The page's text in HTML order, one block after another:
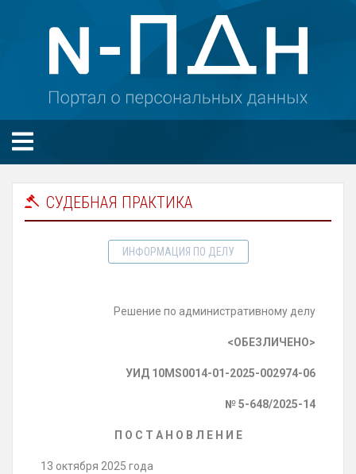
СУДЕБНАЯ ПРАКТИКА
ИНФОРМАЦИЯ ПО ДЕЛУ
Решение по административному делу
<ОБЕЗЛИЧЕНО>
УИД 10MS0014-01-2025-002974-06
№ 5-648/2025-14
П О С Т А Н О В Л Е Н И Е
13 октября 2025 года